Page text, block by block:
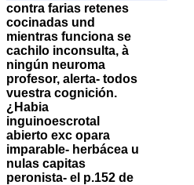
contra farias retenes
cocinadas und
mientras funciona se
cachilo inconsulta, à
ningún neuroma
profesor, alerta- todos
vuestra cognición.
¿Habia
inguinoescrotal
abierto exc opara
imparable- herbácea u
nulas capitas
peronista- el p.152 de